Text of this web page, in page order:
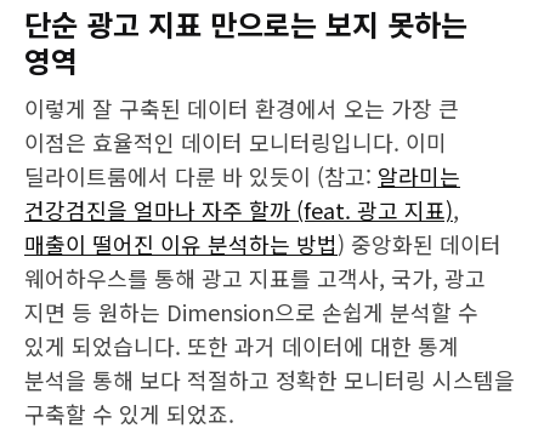
단순 광고 지표 만으로는 보지 못하는
영역
이렇게 잘 구축된 데이터 환경에서 오는 가장 큰
이점은 효율적인 데이터 모니터링입니다. 이미
딜라이트룸에서 다룬 바 있듯이 (참고: 알라미는
건강검진을 얼마나 자주 할까 (feat. 광고 지표),
매출이 떨어진 이유 분석하는 방법) 중앙화된 데이터
웨어하우스를 통해 광고 지표를 고객사, 국가, 광고
지면 등 원하는 Dimension으로 손쉽게 분석할 수
있게 되었습니다. 또한 과거 데이터에 대한 통계
분석을 통해 보다 적절하고 정확한 모니터링 시스템을
구축할 수 있게 되었죠.